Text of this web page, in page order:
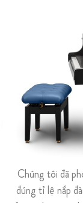
Chúng tôi đã
đúng tỉ lệ nắp